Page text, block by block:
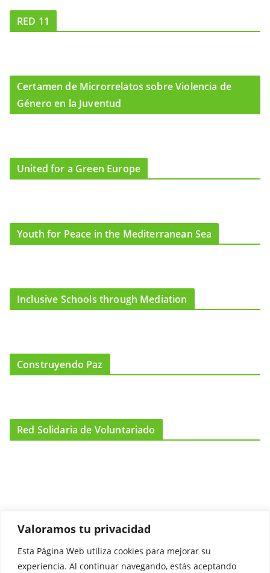
Valoramos tu privacidad
Esta Página Web utiliza cookies para mejorar su
experiencia. Al continuar navegando, estás aceptando
RED 11
Certamen de Microrrelatos sobre Violencia de
Género en la Juventud
United for a Green Europe
Youth for Peace in the Mediterranean Sea
Inclusive Schools through Mediation
Construyendo Paz
Red Solidaria de Voluntariado
Promociónate